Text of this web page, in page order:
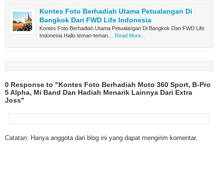
Kontes Foto Berhadiah Utama Petualangan Di
Bangkok Dari FWD Life Indonesia
Kontes Foto Berhadiah Utama Petualangan Di Bangkok Dari FWD Life
Indonesia Hallo teman-teman…
Read More...
0 Response to "Kontes Foto Berhadiah Moto 360 Sport, B-Pro
5 Alpha, Mi Band Dan Hadiah Menarik Lainnya Dari Extra
Joss"
Catatan: Hanya anggota dari blog ini yang dapat mengirim komentar.